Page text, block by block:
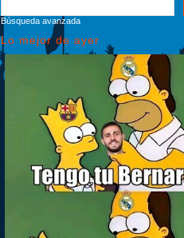
Búsqueda avanzada
Lo mejor de ayer